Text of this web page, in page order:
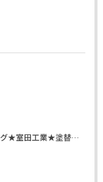
広島市の外壁塗装ブログ★室田工業★塗替えマスターズ★外壁リフォーム